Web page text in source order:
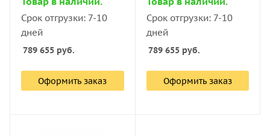
Срок отгрузки: 7-10
дней
789 655 руб.
Оформить заказ
Срок отгрузки: 7-10
дней
789 655руб.
Оформить заказ